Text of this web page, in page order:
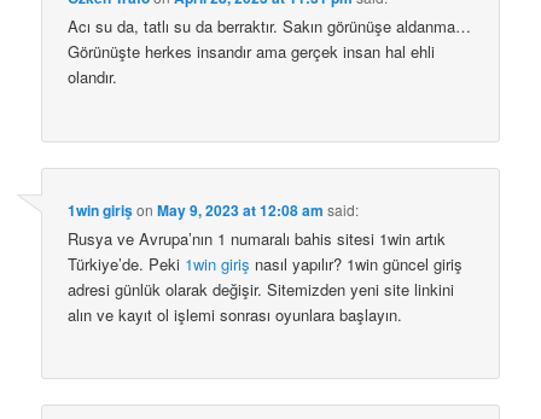
Acı su da, tatlı su da berraktır. Sakın görünüşe aldanma…
Görünüşte herkes insandır ama gerçek insan hal ehli
olandır.
1win girişonMay 9, 2023 at 12:08 am said:
Rusya ve Avrupa’nın 1 numaralı bahis sitesi 1win artık
Türkiye’de. Peki 1win giriş nasıl yapılır? 1win güncel giriş
adresi günlük olarak değişir. Sitemizden yeni site linkini
alın ve kayıt ol işlemi sonrası oyunlara başlayın.